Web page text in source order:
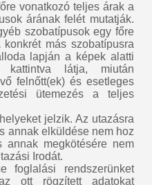
vonatkozó teljes árak a
árának felét mutatják.
szobatípusok egy főre
más szobatípusra
lapján a képek alatti
kattintva látja, miután
felnőtt(ek) és esetleges
ütemezés a teljes
jelzik. Az utazásra
annak elküldése nem hoz
annak megkötésére nem
Irodát.
foglalási rendszerünket
ott rögzített adatokat